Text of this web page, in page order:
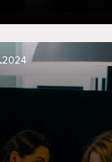
2024
2024